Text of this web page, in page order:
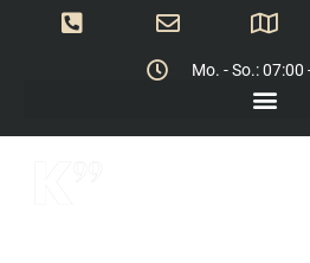
Mo. - So.: 07:00